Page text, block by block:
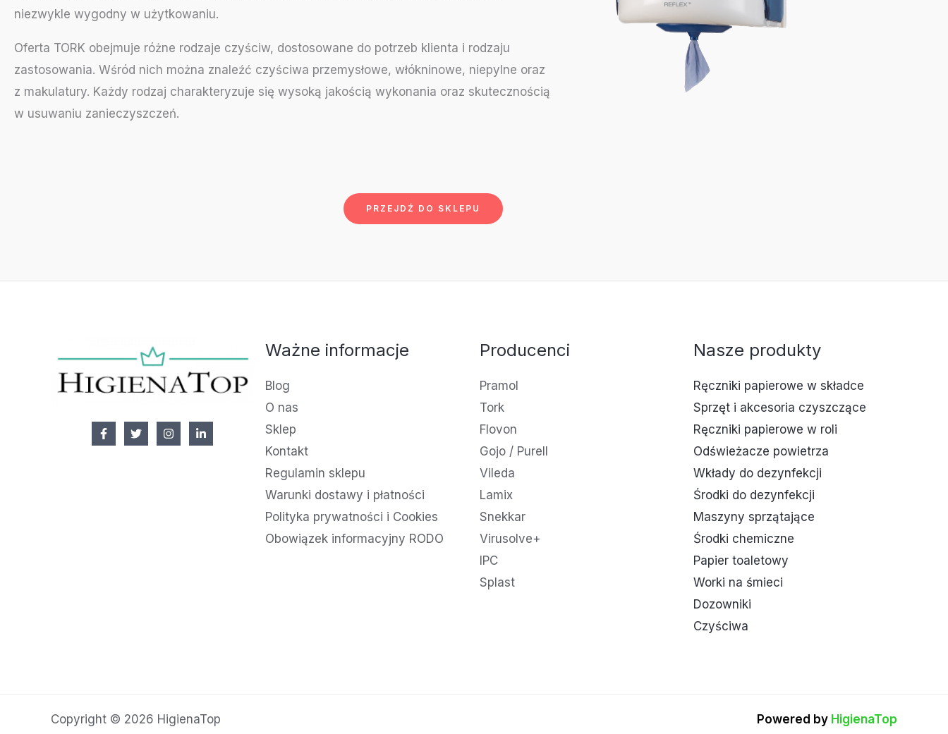
niezwykle wygodny w użytkowaniu.
Oferta TORK obejmuje różne rodzaje czyściw, dostosowane do potrzeb klienta i rodzaju
zastosowania. Wśród nich można znaleźć czyściwa przemysłowe, włókninowe, niepylne oraz
z makulatury. Każdy rodzaj charakteryzuje się wysoką jakością wykonania oraz skutecznością
w usuwaniu zanieczyszczeń.
PRZEJDŹ DO SKLEPU
Ważne informacje
Blog
O nas
Sklep
Kontakt
Regulamin sklepu
Warunki dostawy i płatności
Polityka prywatności i Cookies
Obowiązek informacyjny RODO
Producenci
Pramol
Tork
Flovon
Gojo / Purell
Vileda
Lamix
Snekkar
Virusolve+
IPC
Splast
Nasze produkty
Ręczniki papierowe w składce
Sprzęt i akcesoria czyszczące
Ręczniki papierowe w roli
Odświeżacze powietrza
Wkłady do dezynfekcji
Środki do dezynfekcji
Maszyny sprzątające
Środki chemiczne
Papier toaletowy
Worki na śmieci
Dozowniki
Czyściwa
Copyright © 2026 HigienaTop Powered by HigienaTop